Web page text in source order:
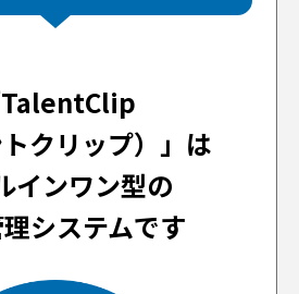
TalentClip
トクリップ）」は
インワン型の
システムです